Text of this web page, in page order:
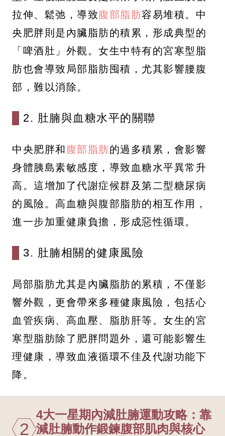
拉伸、鬆弛，導致腹部脂肪容易堆積。中
央肥胖則是內臟脂肪的積累，形成典型的
「啤酒肚」外觀。女生中特有的宮寒型脂
肪也會導致局部脂肪囤積，尤其影響腰腹
部，難以消除。
2. 肚腩與血糖水平的關聯
中央肥胖和腹部脂肪的過多積累，會影響
身體胰島素敏感度，導致血糖水平異常升
高。這增加了代謝症候群及第二型糖尿病
的風險。高血糖與腹部脂肪的相互作用，
進一步加重健康負擔，形成惡性循環。
3. 肚腩相關的健康風險
局部脂肪尤其是內臟脂肪的累積，不僅影
響外觀，更會帶來多種健康風險，包括心
血管疾病、高血壓、脂肪肝等。女生的宮
寒型脂肪除了肥胖問題外，還可能影響生
理健康，導致血液循環不佳及代謝功能下
降。
2
4大一星期內減肚腩運動攻略：靠
減肚腩動作鍛鍊腹部肌肉與核心